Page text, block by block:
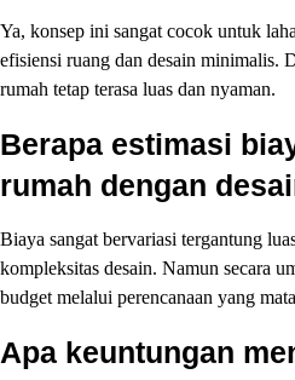
Ya, konsep ini sangat cocok untuk
efisiensi ruang dan desain minimalis.
rumah tetap terasa luas dan nyaman.
Berapa estimasi
rumah dengan
Biaya sangat bervariasi tergantung
kompleksitas desain. Namun secara
budget melalui perencanaan yang
Apa keuntungan